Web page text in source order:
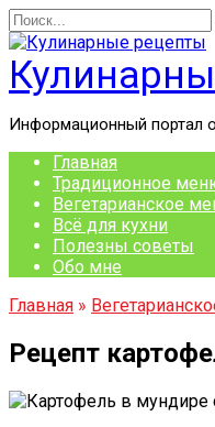
Перейти
к
содержанию
Search
for:
Информационный портал
Главная
Традиционное
Вегетарианское
Всё для кухни
Полезны советы
Обо мне
Главная »
Рецепт